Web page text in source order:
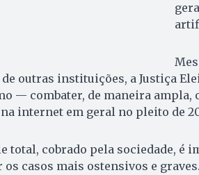
de outras instituições, a Justiça
— combater, de maneira ampla,
internet em geral no pleito de
total, cobrado pela sociedade, é
casos mais ostensivos e